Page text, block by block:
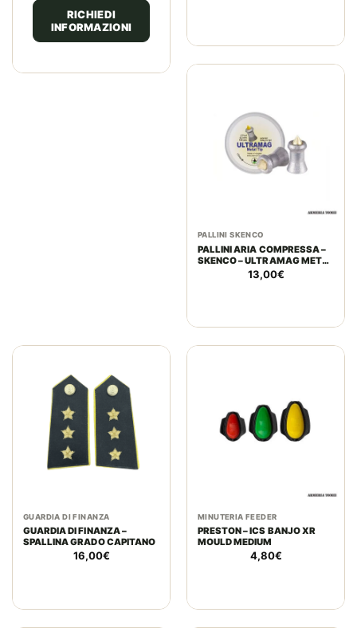
RICHIEDI
INFORMAZIONI
PALLINI SKENCO
PALLINI ARIA COMPRESSA –
SKENCO – ULTRAMAG METAL
TIP CAL. 4,5 – 0,69G / 10,7
GR CONF. 150 PZ.
13,00€
GUARDIA DI FINANZA
GUARDIA DI FINANZA –
SPALLINA GRADO CAPITANO
16,00€
MINUTERIA FEEDER
PRESTON – ICS BANJO XR
MOULD MEDIUM
4,80€